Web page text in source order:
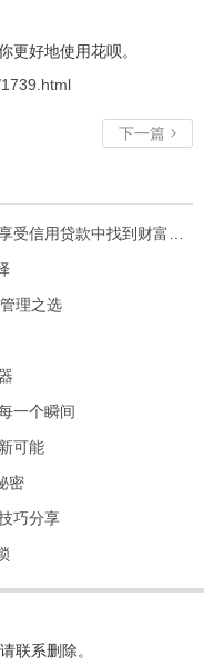
更好地使用花呗。
下一篇 
理之选
一个瞬间
可能
密
巧分享
联系删除。